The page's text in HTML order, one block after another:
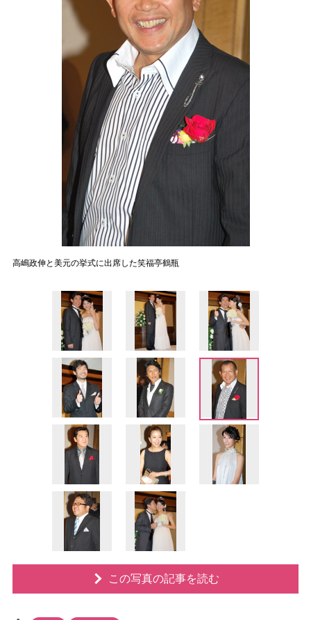
高嶋政伸と美元の挙式に出席した笑福亭鶴瓶
この写真の記事を読む